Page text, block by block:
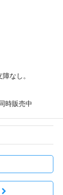
なし。
時販売中